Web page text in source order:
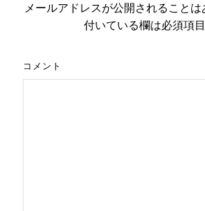
メールアドレスが公開されることは
付いている欄は必須項
コメント